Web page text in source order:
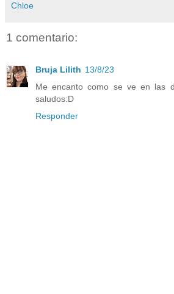
Chloe
1 comentario:
Bruja Lilith 13/8/23
Me encanto como se ve en las
saludos:D
Responder